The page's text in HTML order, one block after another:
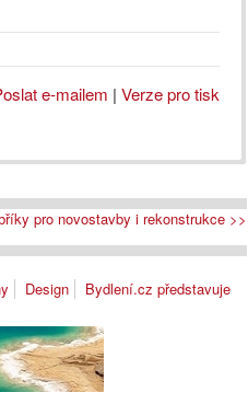
e-mailem | Verze pro tisk
pro novostavby i rekonstrukce >>
Design Bydlení.cz představuje